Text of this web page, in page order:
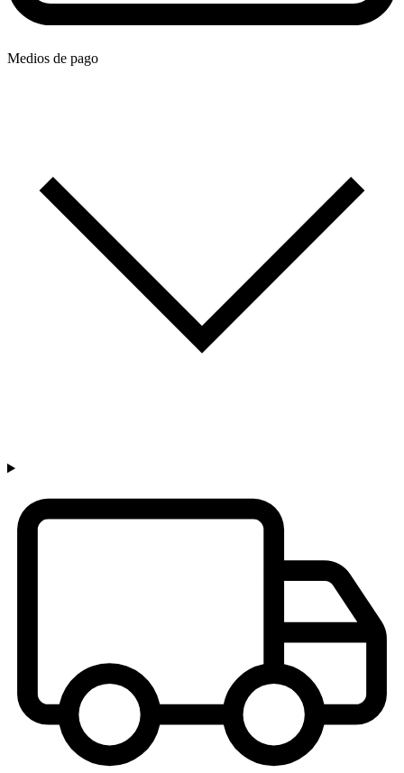
Medios de pago